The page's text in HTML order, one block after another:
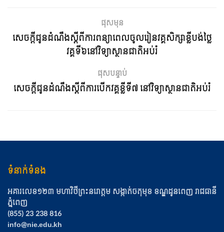
ផុសមុន
សេចក្ដីជូនដំណឹងស្ដីពីការពន្យាពេលចូលរៀនវគ្គសិក្សាខ្លីបង់ថ្លៃ
វគ្គទី៦នៅវិទ្យាស្ថានជាតិអប់រំ
ផុសបន្ទាប់
សេចក្ដីជូនដំណឹងស្ដីពីការបើកវគ្គខ្លីទី៧ នៅវិទ្យាស្ថានជាតិអប់រំ
ទំនាក់ទំនង
អគារលេខ១២៣ មហាវិថីព្រះនរោត្ដម សង្កាត់ចតុមុខ​ ខណ្ឌដូនពេញ​ រាជធានី
ភ្នំពេញ
(855) 23 238 816
info@nie.edu.kh